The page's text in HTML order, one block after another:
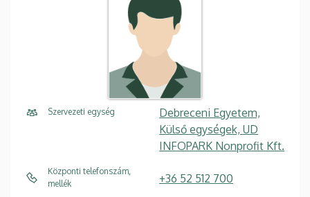
Szervezeti egység
Debreceni Egyetem,
Külső egységek, UD
INFOPARK Nonprofit Kft.
Központi telefonszám,
mellék
+36 52 512 700